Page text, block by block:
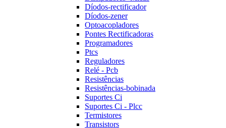
Díodos-rectificador
Díodos-zener
Optoacopladores
Pontes Rectificadoras
Programadores
Ptcs
Reguladores
Relé - Pcb
Resistências
Resistências-bobinada
Suportes Ci
Suportes Ci - Plcc
Termistores
Transistors